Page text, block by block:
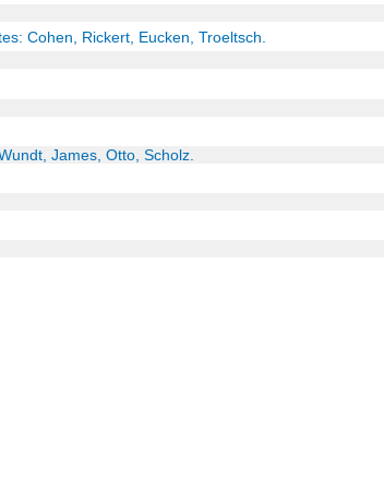
Cohen, Rickert, Eucken, Troeltsch.
James, Otto, Scholz.